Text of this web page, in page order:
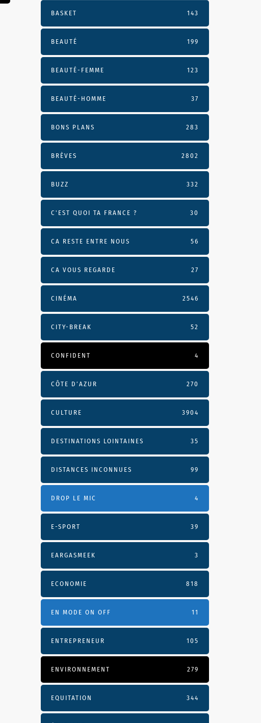
BASKET 143
BEAUTÉ 199
BEAUTÉ-FEMME 123
BEAUTÉ-HOMME 37
BONS PLANS 283
BRÈVES 2802
BUZZ 332
C'EST QUOI TA FRANCE ? 30
CA RESTE ENTRE NOUS 56
CA VOUS REGARDE 27
CINÉMA 2546
CITY-BREAK 52
CONFIDENT 4
CÔTE D’AZUR 270
CULTURE 3904
DESTINATIONS LOINTAINES 35
DISTANCES INCONNUES 99
DROP LE MIC 4
E-SPORT 39
EARGASMEEK 3
ECONOMIE 818
EN MODE ON OFF 11
ENTREPRENEUR 105
ENVIRONNEMENT 279
EQUITATION 344